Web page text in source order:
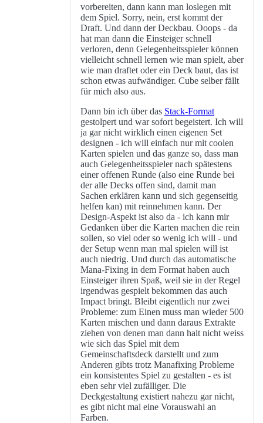
vorbereiten, dann kann man loslegen mit
dem Spiel. Sorry, nein, erst kommt der
Draft. Und dann der Deckbau. Ooops - da
hat man dann die Einsteiger schnell
verloren, denn Gelegenheitsspieler können
vielleicht schnell lernen wie man spielt, aber
wie man draftet oder ein Deck baut, das ist
schon etwas aufwändiger. Cube selber fällt
für mich also aus.
Dann bin ich über das Stack-Format
gestolpert und war sofort begeistert. Ich will
ja gar nicht wirklich einen eigenen Set
designen - ich will einfach nur mit coolen
Karten spielen und das ganze so, dass man
auch Gelegenheitsspieler nach spätestens
einer offenen Runde (also eine Runde bei
der alle Decks offen sind, damit man
Sachen erklären kann und sich gegenseitig
helfen kan) mit reinnehmen kann. Der
Design-Aspekt ist also da - ich kann mir
Gedanken über die Karten machen die rein
sollen, so viel oder so wenig ich will - und
der Setup wenn man mal spielen will ist
auch niedrig. Und durch das automatische
Mana-Fixing in dem Format haben auch
Einsteiger ihren Spaß, weil sie in der Regel
irgendwas gespielt bekommen das auch
Impact bringt. Bleibt eigentlich nur zwei
Probleme: zum Einen muss man wieder 500
Karten mischen und dann daraus Extrakte
ziehen von denen man dann halt nicht weiss
wie sich das Spiel mit dem
Gemeinschaftsdeck darstellt und zum
Anderen gibts trotz Manafixing Probleme
ein konsistentes Spiel zu gestalten - es ist
eben sehr viel zufälliger. Die
Deckgestaltung existiert nahezu gar nicht,
es gibt nicht mal eine Vorauswahl an
Farben.